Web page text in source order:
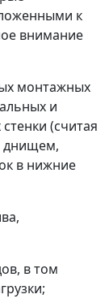
к
внимание
монтажных
и
(считая
днищем,
в нижние
в том